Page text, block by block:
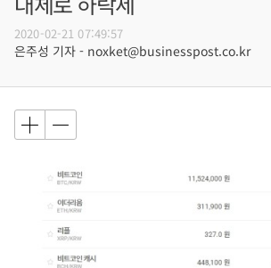
2020-02-21 07:49:57
은주성 기자 - noxket@businesspost.co.kr